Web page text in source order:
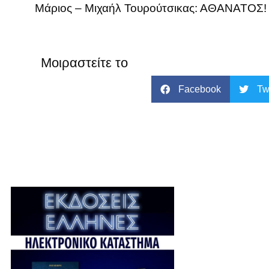
Μάριος – Μιχαήλ Τουρούτσικας: ΑΘΑΝΑΤΟΣ!
Μοιραστείτε το
Facebook